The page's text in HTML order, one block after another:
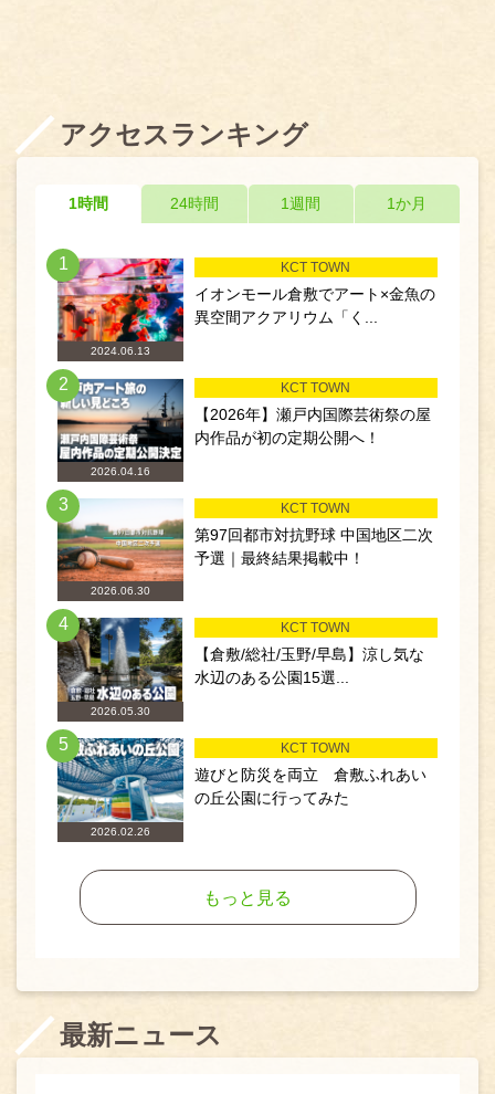
アクセスランキング
1時間 24時間 1週間 1か月
1
2024.06.13
KCT TOWN
イオンモール倉敷でアート×金魚の
異空間アクアリウム「く...
2
2026.04.16
KCT TOWN
【2026年】瀬戸内国際芸術祭の屋
内作品が初の定期公開へ！
3
2026.06.30
KCT TOWN
第97回都市対抗野球 中国地区二次
予選｜最終結果掲載中！
4
2026.05.30
KCT TOWN
【倉敷/総社/玉野/早島】涼し気な
水辺のある公園15選...
5
2026.02.26
KCT TOWN
遊びと防災を両立 倉敷ふれあい
の丘公園に行ってみた
もっと見る
最新ニュース